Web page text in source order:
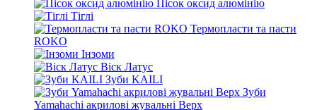
Пісок оксид алюмінію
Тіглі
Термопласти та пасти
ROKO
Інзоми
Віск Латус
Зуби KAILI
Зуби
Yamahachi акрилові жувальні Верх